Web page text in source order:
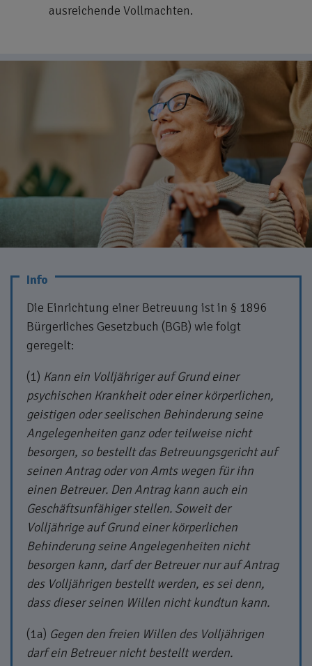
ausreichende Vollmachten.
Die Einrichtung einer Betreuung ist in § 1896
Bürgerliches Gesetzbuch (BGB) wie folgt
geregelt:
(1) Kann ein Volljähriger auf Grund einer
psychischen Krankheit oder einer körperlichen,
geistigen oder seelischen Behinderung seine
Angelegenheiten ganz oder teilweise nicht
besorgen, so bestellt das Betreuungsgericht auf
seinen Antrag oder von Amts wegen für ihn
einen Betreuer. Den Antrag kann auch ein
Geschäftsunfähiger stellen. Soweit der
Volljährige auf Grund einer körperlichen
Behinderung seine Angelegenheiten nicht
besorgen kann, darf der Betreuer nur auf Antrag
des Volljährigen bestellt werden, es sei denn,
dass dieser seinen Willen nicht kundtun kann.
(1a) Gegen den freien Willen des Volljährigen
darf ein Betreuer nicht bestellt werden.